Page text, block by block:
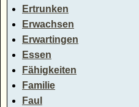
Ertrunken
Erwachsen
Erwartingen
Essen
Fähigkeiten
Familie
Faul